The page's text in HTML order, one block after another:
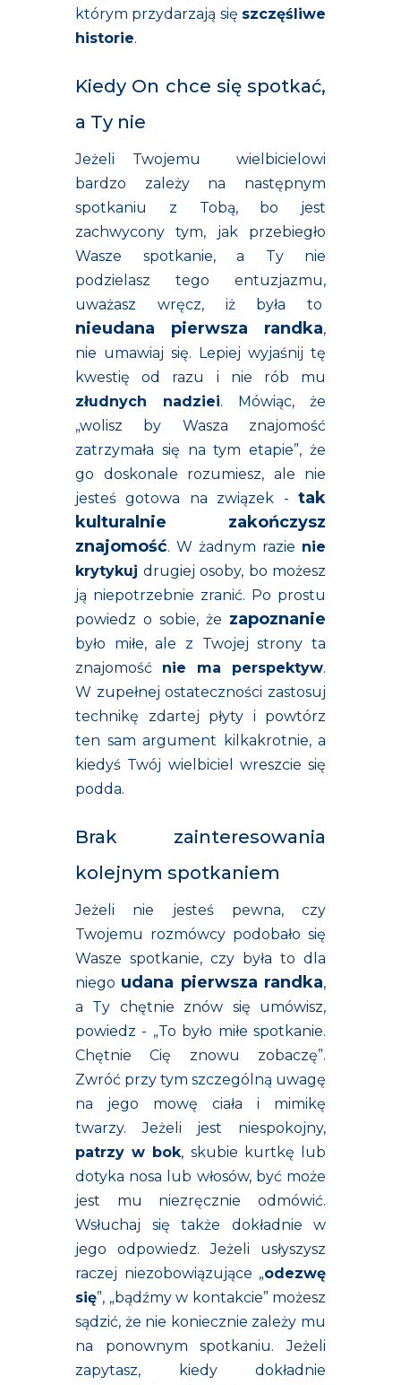
którym przydarzają się szczęśliwe
historie.
Kiedy On chce się spotkać,
a Ty nie
Jeżeli Twojemu wielbicielowi
bardzo zależy na następnym
spotkaniu z Tobą, bo jest
zachwycony tym, jak przebiegło
Wasze spotkanie, a Ty nie
podzielasz tego entuzjazmu,
uważasz wręcz, iż była to
nieudana pierwsza randka,
nie umawiaj się. Lepiej wyjaśnij tę
kwestię od razu i nie rób mu
złudnych nadziei. Mówiąc, że
„wolisz by Wasza znajomość
zatrzymała się na tym etapie”, że
go doskonale rozumiesz, ale nie
jesteś gotowa na związek - tak
kulturalnie zakończysz
znajomość. W żadnym razie nie
krytykuj drugiej osoby, bo możesz
ją niepotrzebnie zranić. Po prostu
powiedz o sobie, że zapoznanie
było miłe, ale z Twojej strony ta
znajomość nie ma perspektyw.
W zupełnej ostateczności zastosuj
technikę zdartej płyty i powtórz
ten sam argument kilkakrotnie, a
kiedyś Twój wielbiciel wreszcie się
podda.
Brak zainteresowania
kolejnym spotkaniem
Jeżeli nie jesteś pewna, czy
Twojemu rozmówcy podobało się
Wasze spotkanie, czy była to dla
niego udana pierwsza randka,
a Ty chętnie znów się umówisz,
powiedz - „To było miłe spotkanie.
Chętnie Cię znowu zobaczę”.
Zwróć przy tym szczególną uwagę
na jego mowę ciała i mimikę
twarzy. Jeżeli jest niespokojny,
patrzy w bok, skubie kurtkę lub
dotyka nosa lub włosów, być może
jest mu niezręcznie odmówić.
Wsłuchaj się także dokładnie w
jego odpowiedz. Jeżeli usłyszysz
raczej niezobowiązujące „odezwę
się”, „bądźmy w kontakcie” możesz
sądzić, że nie koniecznie zależy mu
na ponownym spotkaniu. Jeżeli
zapytasz, kiedy dokładnie